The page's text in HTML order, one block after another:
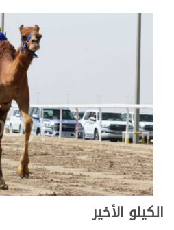
الكيلو الأخير